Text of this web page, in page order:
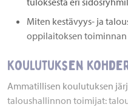
Miten kestävyys- ja
oppilaitoksen toiminnan
Koulutuksen
Ammatillisen koulutuksen
taloushallinnon toimijat: